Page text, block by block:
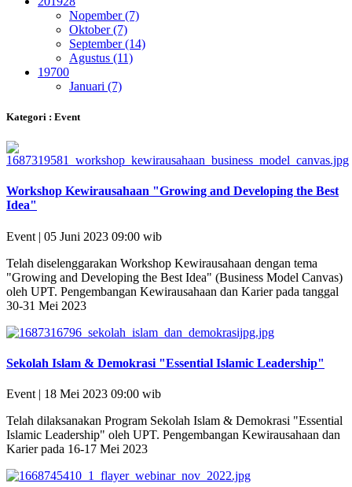
Nopember (7)
Oktober (7)
September (14)
Agustus (11)
19700
Januari (7)
Kategori : Event
Workshop Kewirausahaan "Growing and Developing the Best
Idea"
Event | 05 Juni 2023 09:00 wib
Telah diselenggarakan Workshop Kewirausahaan dengan tema
"Growing and Developing the Best Idea" (Business Model Canvas)
oleh UPT. Pengembangan Kewirausahaan dan Karier pada tanggal
30-31 Mei 2023
Sekolah Islam & Demokrasi "Essential Islamic Leadership"
Event | 18 Mei 2023 09:00 wib
Telah dilaksanakan Program Sekolah Islam & Demokrasi "Essential
Islamic Leadership" oleh UPT. Pengembangan Kewirausahaan dan
Karier pada 16-17 Mei 2023